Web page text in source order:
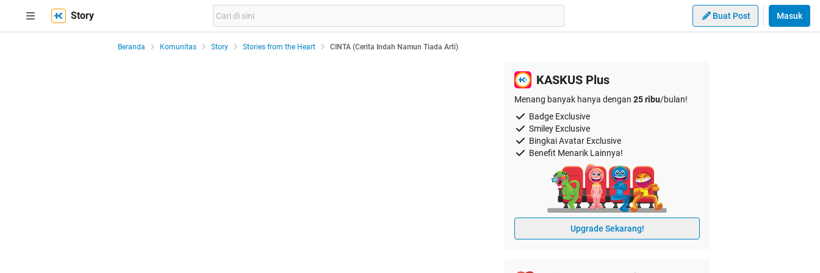
Story Buat Post Masuk
Beranda Komunitas Story Stories from the Heart CINTA (Cerita Indah Namun Tiada Arti)
KASKUS Plus
Menang banyak hanya dengan 25 ribu/bulan!
Badge Exclusive
Smiley Exclusive
Bingkai Avatar Exclusive
Benefit Menarik Lainnya!
Upgrade Sekarang!